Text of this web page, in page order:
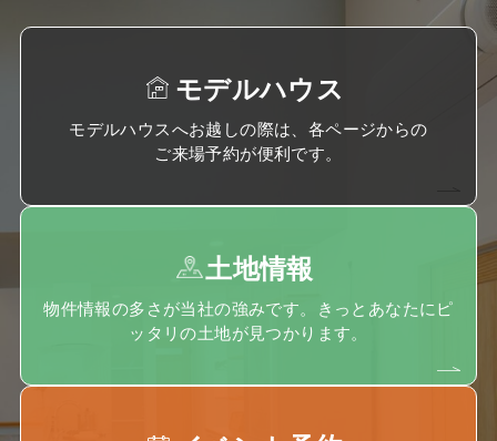
モデルハウス
モデルハウスへお越しの際は、各ページからの
ご来場予約が便利です。
土地情報
物件情報の多さが当社の強みです。きっとあなたにピ
ッタリの土地が見つかります。